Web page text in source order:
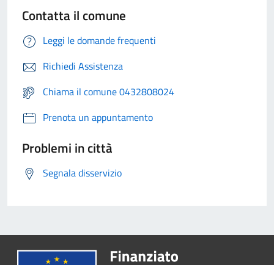
Contatta il comune
Leggi le domande frequenti
Richiedi Assistenza
Chiama il comune 0432808024
Prenota un appuntamento
Problemi in città
Segnala disservizio